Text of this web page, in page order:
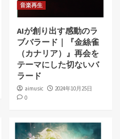
音楽再生
AIが創り出す感動のラ
ブバラード｜『金絲雀
（カナリア）』再会を
テーマにした切ないバ
ラード
aimusic
2024年10月25日
0